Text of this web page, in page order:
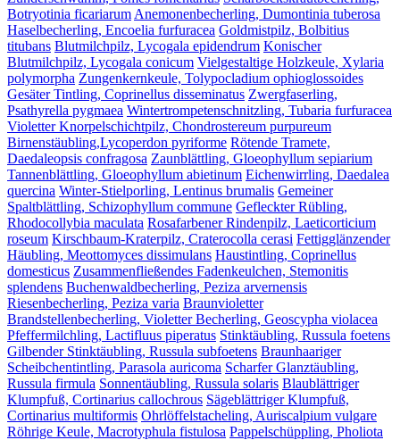
Botryotinia ficariarum Anemonenbecherling, Dumontinia tuberosa
Haselbecherling, Encoelia furfuracea Goldmistpilz, Bolbitius
titubans Blutmilchpilz, Lycogala epidendrum Konischer
Blutmilchpilz, Lycogala conicum Vielgestaltige Holzkeule, Xylaria
polymorpha Zungenkernkeule, Tolypocladium ophioglossoides
Gesäter Tintling, Coprinellus disseminatus Zwergfaserling,
Psathyrella pygmaea Wintertrompetenschnitzling, Tubaria furfuracea
Violetter Knorpelschichtpilz, Chondrostereum purpureum
Birnenstäubling,Lycoperdon pyriforme Rötende Tramete,
Daedaleopsis confragosa Zaunblättling, Gloeophyllum sepiarium
Tannenblättling, Gloeophyllum abietinum Eichenwirrling, Daedalea
quercina Winter-Stielporling, Lentinus brumalis Gemeiner
Spaltblättling, Schizophyllum commune Gefleckter Rübling,
Rhodocollybia maculata Rosafarbener Rindenpilz, Laeticorticium
roseum Kirschbaum-Kraterpilz, Craterocolla cerasi Fettigglänzender
Häubling, Meottomyces dissimulans Haustintling, Coprinellus
domesticus Zusammenfließendes Fadenkeulchen, Stemonitis
splendens Buchenwaldbecherling, Peziza arvernensis
Riesenbecherling, Peziza varia Braunvioletter
Brandstellenbecherling, Violetter Becherling, Geoscypha violacea
Pfeffermilchling, Lactifluus piperatus Stinktäubling, Russula foetens
Gilbender Stinktäubling, Russula subfoetens Braunhaariger
Scheibchentintling, Parasola auricoma Scharfer Glanztäubling,
Russula firmula Sonnentäubling, Russula solaris Blaublättriger
Klumpfuß, Cortinarius callochrous Sägeblättriger Klumpfuß,
Cortinarius multiformis Ohrlöffelstacheling, Auriscalpium vulgare
Röhrige Keule, Macrotyphula fistulosa Pappelschüppling, Pholiota